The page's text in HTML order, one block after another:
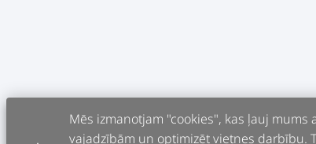
Mēs izmanotjam "cookies", kas ļauj
vajadzībām un optimizēt vietnes darbību.